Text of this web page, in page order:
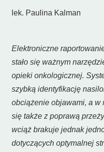
lek. Paulina Kalman
Elektroniczne
stało się ważnym
opieki onkologicznej.
szybką identyfikację
obciążenie objawami, a w
się także z poprawą
wciąż brakuje jednak
dotyczących optymalnej